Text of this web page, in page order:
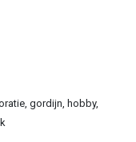
gordijn, hobby,